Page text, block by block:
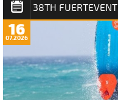
38TH
16
07.2026